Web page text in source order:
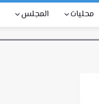
محليات المجلس